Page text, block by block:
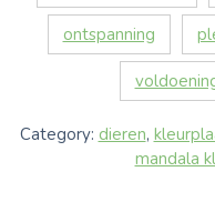
ontspanning
Category: dieren,
mandala